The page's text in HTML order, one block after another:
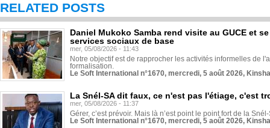
RELATED POSTS
Daniel Mukoko Samba rend visite au GUCE et
services sociaux de base
mer, 05/08/2026 - 11:43
Notre objectif est de rapprocher les activités informelles de
formalisation.
Le Soft International n°1670, mercredi, 5 août 2026,
La Snél-SA dit faux, ce n'est pas l'étiage, c'est
mer, 05/08/2026 - 11:37
Gérer, c’est prévoir. Mais là n’est point le point fort de la
Le Soft International n°1670, mercredi, 5 août 2026,